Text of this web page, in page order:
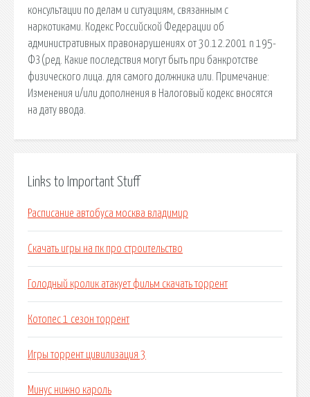
консультации по делам и ситуациям, связанным с
наркотиками. Кодекс Российской Федерации об
административных правонарушениях от 30.12.2001 n 195-
ФЗ (ред. Какие последствия могут быть при банкротстве
физического лица. для самого должника или. Примечание:
Изменения и/или дополнения в Налоговый кодекс вносятся
на дату ввода.
Links to Important Stuff
Расписание автобуса москва владимир
Скачать игры на пк про строительство
Голодный кролик атакует фильм скачать торрент
Котопес 1 сезон торрент
Игры торрент цивилизация 3
Минус нижно кароль